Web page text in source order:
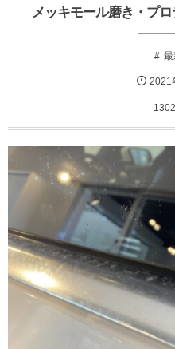
メッキモール磨き・プ
最
2021